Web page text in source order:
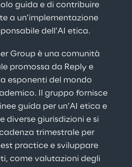
guida e di contribuire
a un’implementazione
dell’AI etica.
Group è una comunità
promossa da Reply e
esponenti del mondo
Il gruppo fornisce
guida per un’AI etica e
diverse giurisdizioni e si
trimestrale per
practice e sviluppare
come valutazioni degli